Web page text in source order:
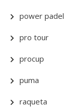
power padel
pro tour
procup
puma
raqueta